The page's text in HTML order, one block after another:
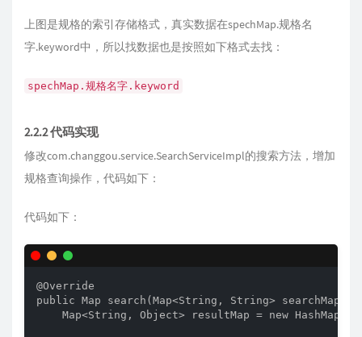
上图是规格的索引存储格式，真实数据在spechMap.规格名
字.keyword中，所以找数据也是按照如下格式去找：
spechMap.规格名字.keyword
2.2.2 代码实现
修改com.changgou.service.SearchServiceImpl的搜索方法，增加
规格查询操作，代码如下：
代码如下：
@Override
public Map search(Map<String, String> searchMap)
Map<String, Object> resultMap = new